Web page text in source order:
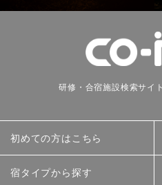
研修・合宿施設検索サイ
初めての方はこちら
宿タイプから探す